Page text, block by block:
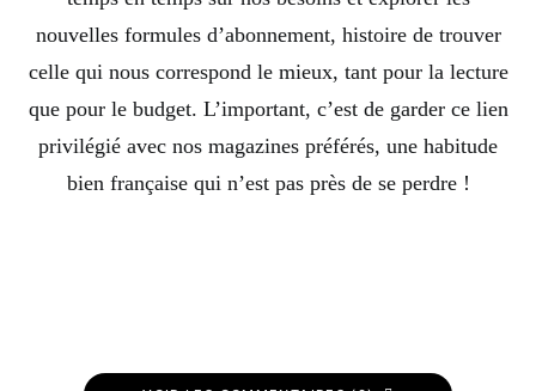
nouvelles formules d’abonnement, histoire de trouver
celle qui nous correspond le mieux, tant pour la lecture
que pour le budget. L’important, c’est de garder ce lien
privilégié avec nos magazines préférés, une habitude
bien française qui n’est pas près de se perdre !